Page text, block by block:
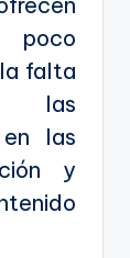
poco
falta
las
las
y